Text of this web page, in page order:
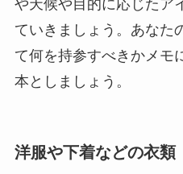
や天候や目的に応じたア
ていきましょう。あなた
て何を持参すべきかメモ
本としましょう。
洋服や下着などの衣類